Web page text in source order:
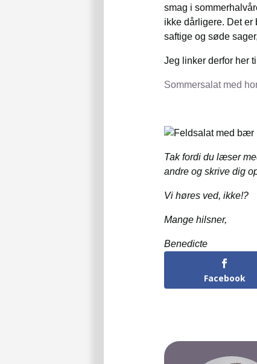
smag i
ikke dårligere. Det er
saftige og søde
Jeg linker derfor her
Sommersalat med
Tak fordi du læser
andre og skrive dig
Vi høres ved, ikke!?
Mange hilsner,
Benedicte
Facebook